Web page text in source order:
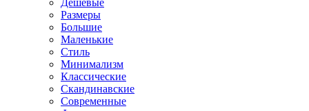
Дешевые
Размеры
Большие
Маленькие
Стиль
Минимализм
Классические
Скандинавские
Современные